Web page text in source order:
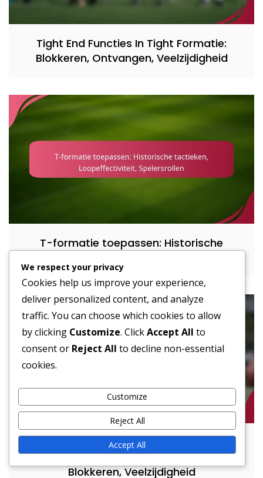
Tight End Functies In Tight Formatie:
Blokkeren, Ontvangen, Veelzijdigheid
T-formatie toepassen: Historische
Verantwoordelijkheden van de ontvanger
in Pro Set Formatie: Route lopen,
Blokkeren, Veelzijdigheid
We respect your privacy
Cookies help us improve your experience,
deliver personalized content, and analyze
traffic. You can choose which cookies to allow
by clicking Customize. ClickAccept All to
consent or Reject All to decline non-essential
cookies.
Customize
Reject All
Accept All